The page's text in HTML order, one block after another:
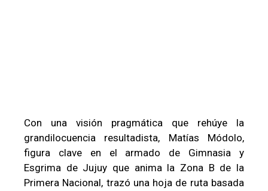
Con una visión pragmática que rehúye la
grandilocuencia resultadista, Matías Módolo,
figura clave en el armado de Gimnasia y
Esgrima de Jujuy que anima la Zona B de la
Primera Nacional, trazó una hoja de ruta basada